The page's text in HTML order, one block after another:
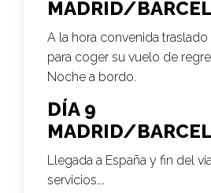
MADRID/
A la hora convenida
para coger su vuelo de
Noche a bordo.
DÍA 9
MADRID/
Llegada a España y fin del
servicios….